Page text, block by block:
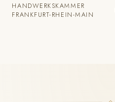
HANDWERKSKAMMER
FRANKFURT-RHEIN-MAIN